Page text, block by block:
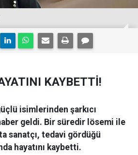
KAYBETTİ!
isimlerinden şarkıcı
geldi. Bir süredir lösemi ile
sanatçı, tedavi gördüğü
hayatını kaybetti.